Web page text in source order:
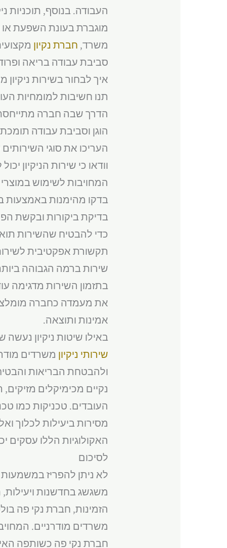
העבודה. בנוסף, תוכניות
מוגברת בעונת השפעת או
משרד, חברת נקיון
סביבת עבודה בריאה
איך לבחור בשירות
תנו חשיבות למומחיות
הדרך שבה חברה
הוגן וסביבת עבודה
העריכו את סוגי
וודאו כי שירות הניקיון
המחויבות לשימוש
בדקו מהימנות באמצעות
בדיקת ביקורות ובקשת
כדי להבטיח שהשירות
תקשורת אפקטיבית
שירות ברמה הגבוהה
בתזמון השירות מדגימה
את מעמדה כחברה
אמינות ותוצאה.
באילו שיטות ניקיון נעשה
שירותי ניקיון משרדים
ולהבטחת הבריאות
נקיים מכימיקלים
העובדים. טכניקות כמו
מסירות ביעילות לכלוך
האקולוגיות הללו עסקים
לסיכום
לא ניתן להפריז
משגשג בחדשנות ויעילות,
הזמינות, חברת נקי פה
משרדים מודרניים.
חברת נקי פה כשותפה